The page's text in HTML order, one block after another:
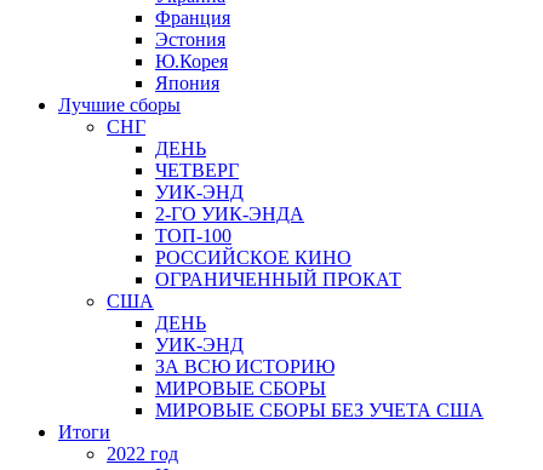
Франция
Эстония
Ю.Корея
Япония
Лучшие сборы
СНГ
ДЕНЬ
ЧЕТВЕРГ
УИК-ЭНД
2-ГО УИК-ЭНДА
ТОП-100
РОССИЙСКОЕ КИНО
ОГРАНИЧЕННЫЙ ПРОКАТ
США
ДЕНЬ
УИК-ЭНД
ЗА ВСЮ ИСТОРИЮ
МИРОВЫЕ СБОРЫ
МИРОВЫЕ СБОРЫ БЕЗ УЧЕТА США
Итоги
2022 год